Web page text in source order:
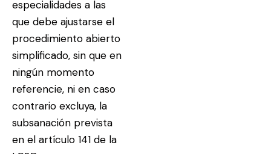
especialidades a las
que debe ajustarse el
procedimiento abierto
simplificado, sin que en
ningún momento
referencie, ni en caso
contrario excluya, la
subsanación prevista
en el artículo 141 de la